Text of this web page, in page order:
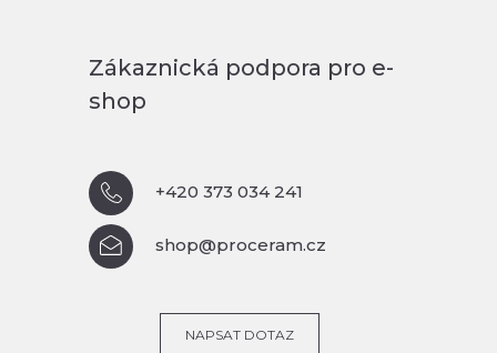
Zákaznická podpora pro e-
shop
+420 373 034 241
shop@proceram.cz
NAPSAT DOTAZ